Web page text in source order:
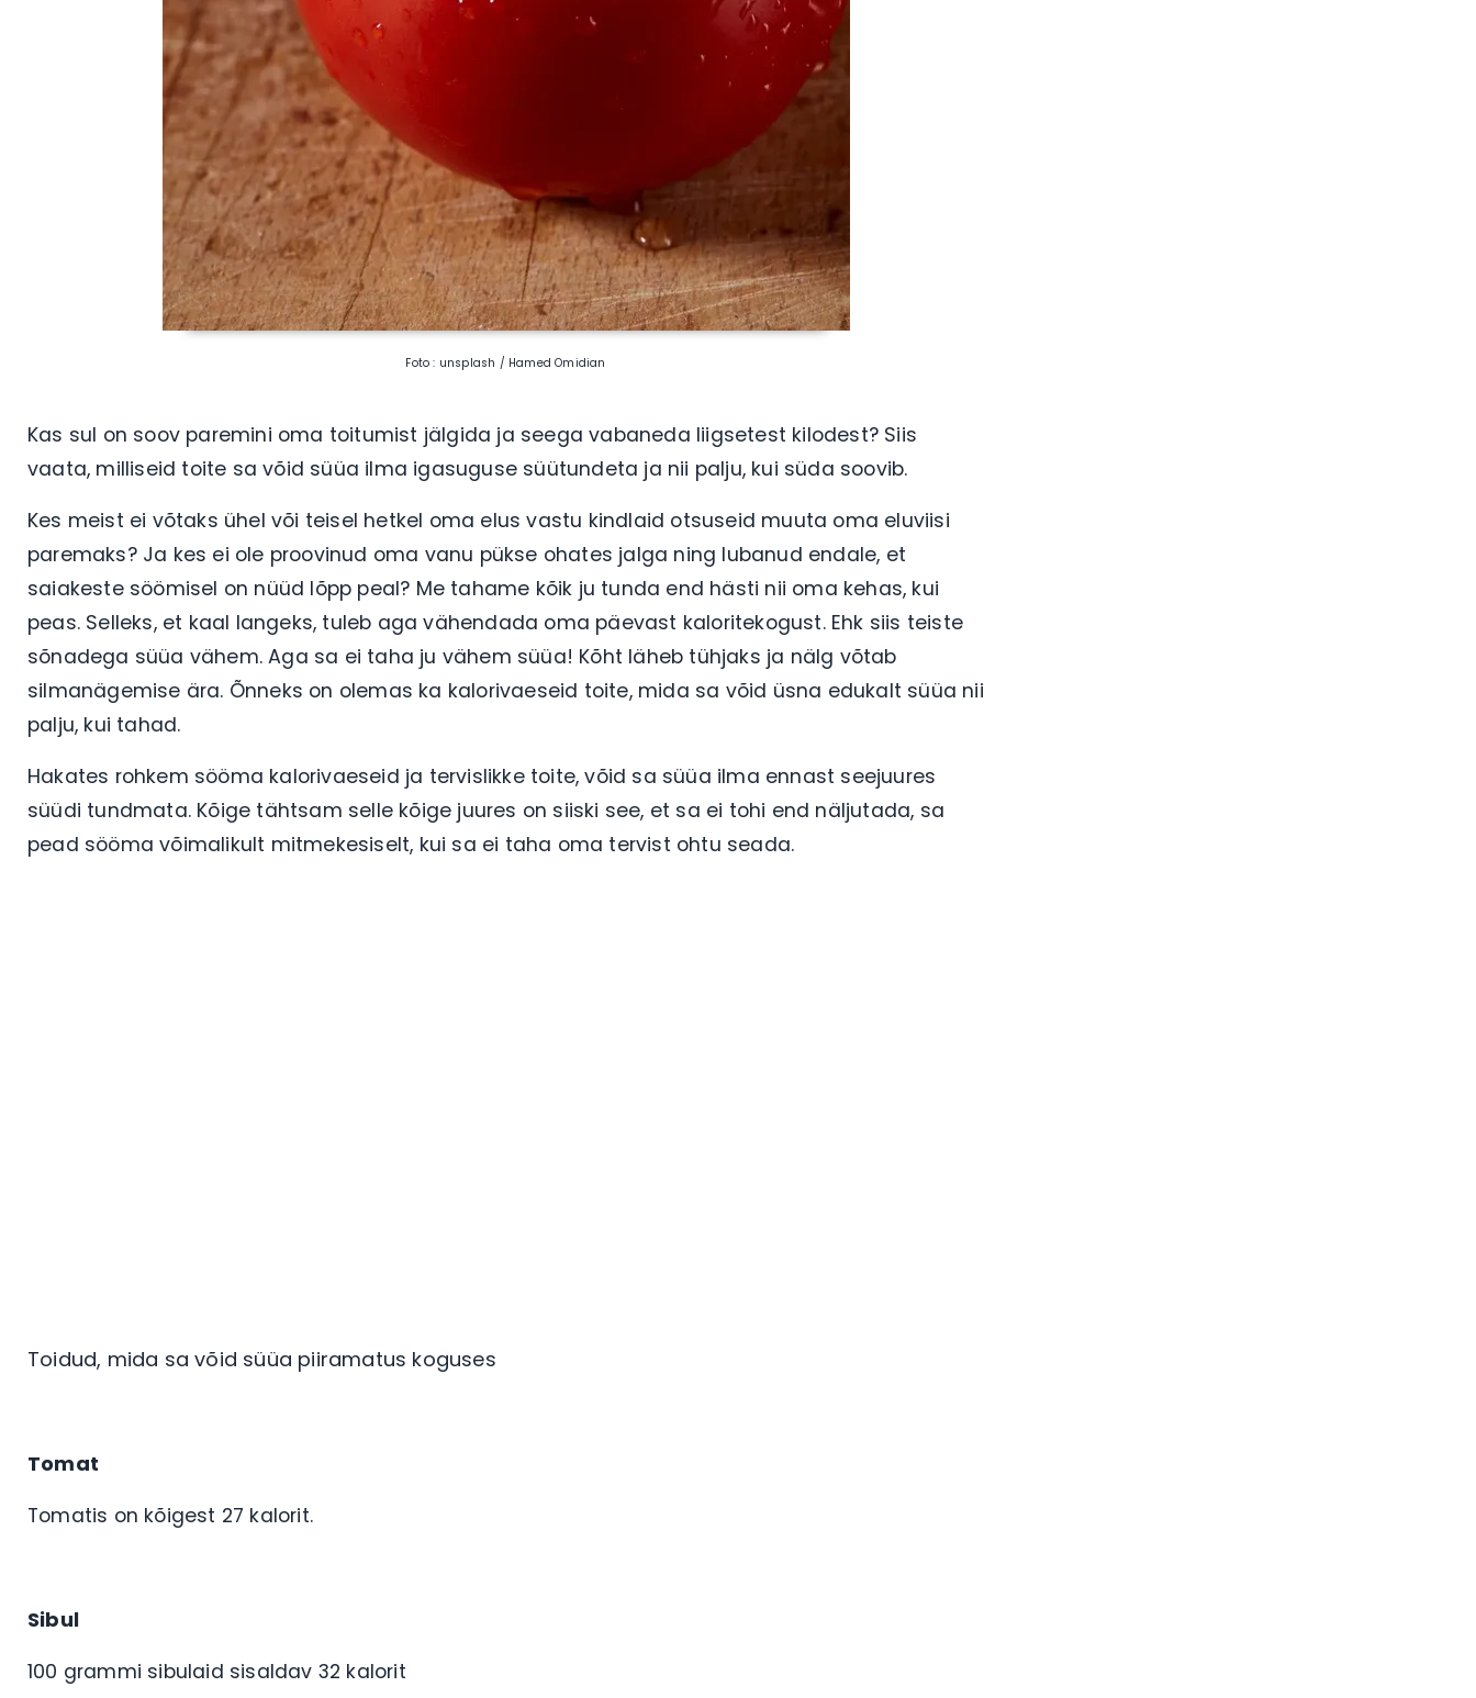
Foto : unsplash / Hamed Omidian
Kas sul on soov paremini oma toitumist jälgida ja seega vabaneda liigsetest kilodest? Siis
vaata, milliseid toite sa võid süüa ilma igasuguse süütundeta ja nii palju, kui süda soovib.
Kes meist ei võtaks ühel või teisel hetkel oma elus vastu kindlaid otsuseid muuta oma eluviisi
paremaks? Ja kes ei ole proovinud oma vanu pükse ohates jalga ning lubanud endale, et
saiakeste söömisel on nüüd lõpp peal? Me tahame kõik ju tunda end hästi nii oma kehas, kui
peas. Selleks, et kaal langeks, tuleb aga vähendada oma päevast kaloritekogust. Ehk siis teiste
sõnadega süüa vähem. Aga sa ei taha ju vähem süüa! Kõht läheb tühjaks ja nälg võtab
silmanägemise ära. Õnneks on olemas ka kalorivaeseid toite, mida sa võid üsna edukalt süüa nii
palju, kui tahad.
Hakates rohkem sööma kalorivaeseid ja tervislikke toite, võid sa süüa ilma ennast seejuures
süüdi tundmata. Kõige tähtsam selle kõige juures on siiski see, et sa ei tohi end näljutada, sa
pead sööma võimalikult mitmekesiselt, kui sa ei taha oma tervist ohtu seada.
Toidud, mida sa võid süüa piiramatus koguses
Tomat
Tomatis on kõigest 27 kalorit.
Sibul
100 grammi sibulaid sisaldav 32 kalorit